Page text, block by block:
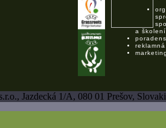
a školení
Jazdecká 1/A, 080 01 Prešov,